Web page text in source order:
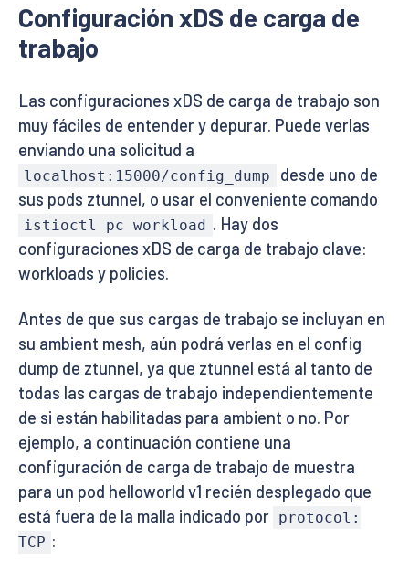
Configuración xDS de carga de
trabajo
Las configuraciones xDS de carga de trabajo son
muy fáciles de entender y depurar. Puede verlas
enviando una solicitud a
localhost:15000/config_dump
desde uno de
sus pods ztunnel, o usar el conveniente comando
istioctl pc workload . Hay dos
configuraciones xDS de carga de trabajo clave:
workloads y policies.
Antes de que sus cargas de trabajo se incluyan en
su ambient mesh, aún podrá verlas en el config
dump de ztunnel, ya que ztunnel está al tanto de
todas las cargas de trabajo independientemente
de si están habilitadas para ambient o no. Por
ejemplo, a continuación contiene una
configuración de carga de trabajo de muestra
para un pod helloworld v1 recién desplegado que
está fuera de la malla indicado por protocol:
TCP :